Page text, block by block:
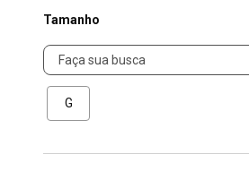
Tamanho
Tamanho
G